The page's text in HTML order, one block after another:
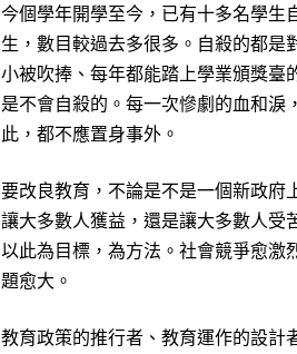
今個學年開學至今，已有十多名學生
生，數目較過去多很多。自殺的都是
小被吹捧、每年都能踏上學業頒獎臺
是不會自殺的。每一次慘劇的血和
此，都不應置身事外。
要改良教育，不論是不是一個新政府
讓大多數人獲益，還是讓大多數人受
以此為目標，為方法。社會競爭愈激
題愈大。
教育政策的推行者、教育運作的設計